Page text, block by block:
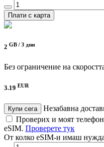
Плати с карта
2 GB / 3 дни
Без ограничение на
3.19 EUR
Купи сега
Незабавна
Проверих и моят
eSIM. Проверете тук
От колко eSIM-и имаш